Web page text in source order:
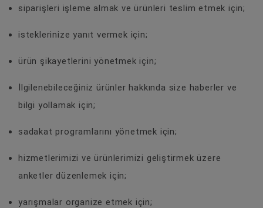
siparişleri işleme almak ve ürünleri teslim etmek için;
isteklerinize yanıt vermek için;
ürün şikayetlerini yönetmek için;
İlgilenebileceğiniz ürünler hakkında size haberler ve
bilgi yollamak için;
sadakat programlarını yönetmek için;
hizmetlerimizi ve ürünlerimizi geliştirmek üzere
anketler düzenlemek için;
yarışmalar organize etmek için;